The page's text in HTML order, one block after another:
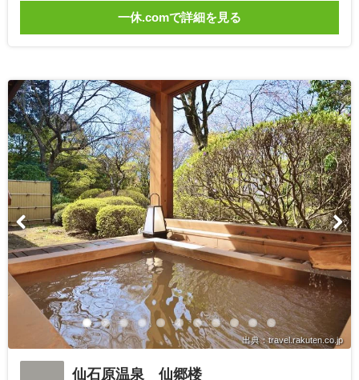
一休.comで詳細を見る
出典：travel.rakuten.co.jp
仙石原温泉 仙郷楼